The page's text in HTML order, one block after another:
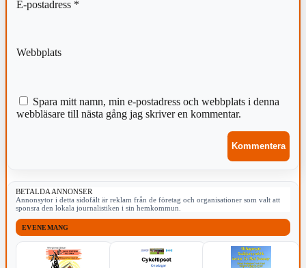
E-postadress *
Webbplats
Spara mitt namn, min e-postadress och webbplats i denna
webbläsare till nästa gång jag skriver en kommentar.
BETALDA ANNONSER
Annonsytor i detta sidofält är reklam från de företag och organisationer som valt att
sponsra den lokala journalistiken i sin hemkommun.
EVENEMANG